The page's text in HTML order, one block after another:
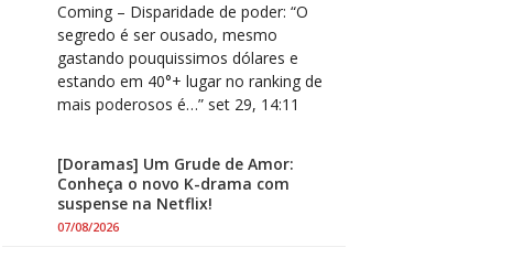
Coming – Disparidade de poder: “O
segredo é ser ousado, mesmo
gastando pouquissimos dólares e
estando em 40°+ lugar no ranking de
mais poderosos é…” set 29, 14:11
[Doramas] Um Grude de Amor:
Conheça o novo K-drama com
suspense na Netflix!
07/08/2026